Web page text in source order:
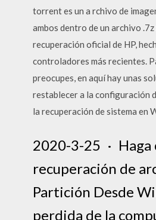
torrent es un a rchivo de
ambos dentro de un archivo
recuperación oficial de HP,
controladores más recientes.
preocupes, en aquí hay unas
restablecer a la configuración
la recuperación de sistema en
2020-3-25 · Haga
recuperación de
Partición Desde
perdida de la